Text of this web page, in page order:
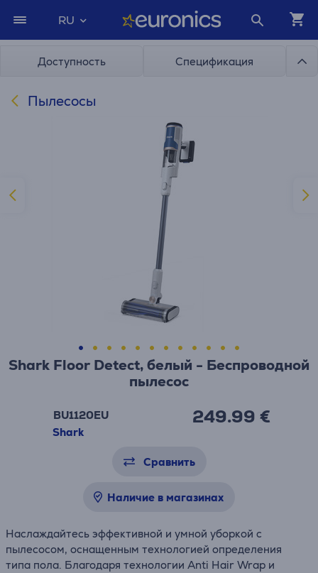
RU
Доступность Спецификация
Пылесосы
Shark Floor Detect, белый - Беспроводной
пылесос
BU1120EU
Shark
249.99 €
Сравнить
Наличие в магазинах
Наслаждайтесь эффективной и умной уборкой с
пылесосом, оснащенным технологией определения
типа пола. Благодаря технологии Anti Hair Wrap и